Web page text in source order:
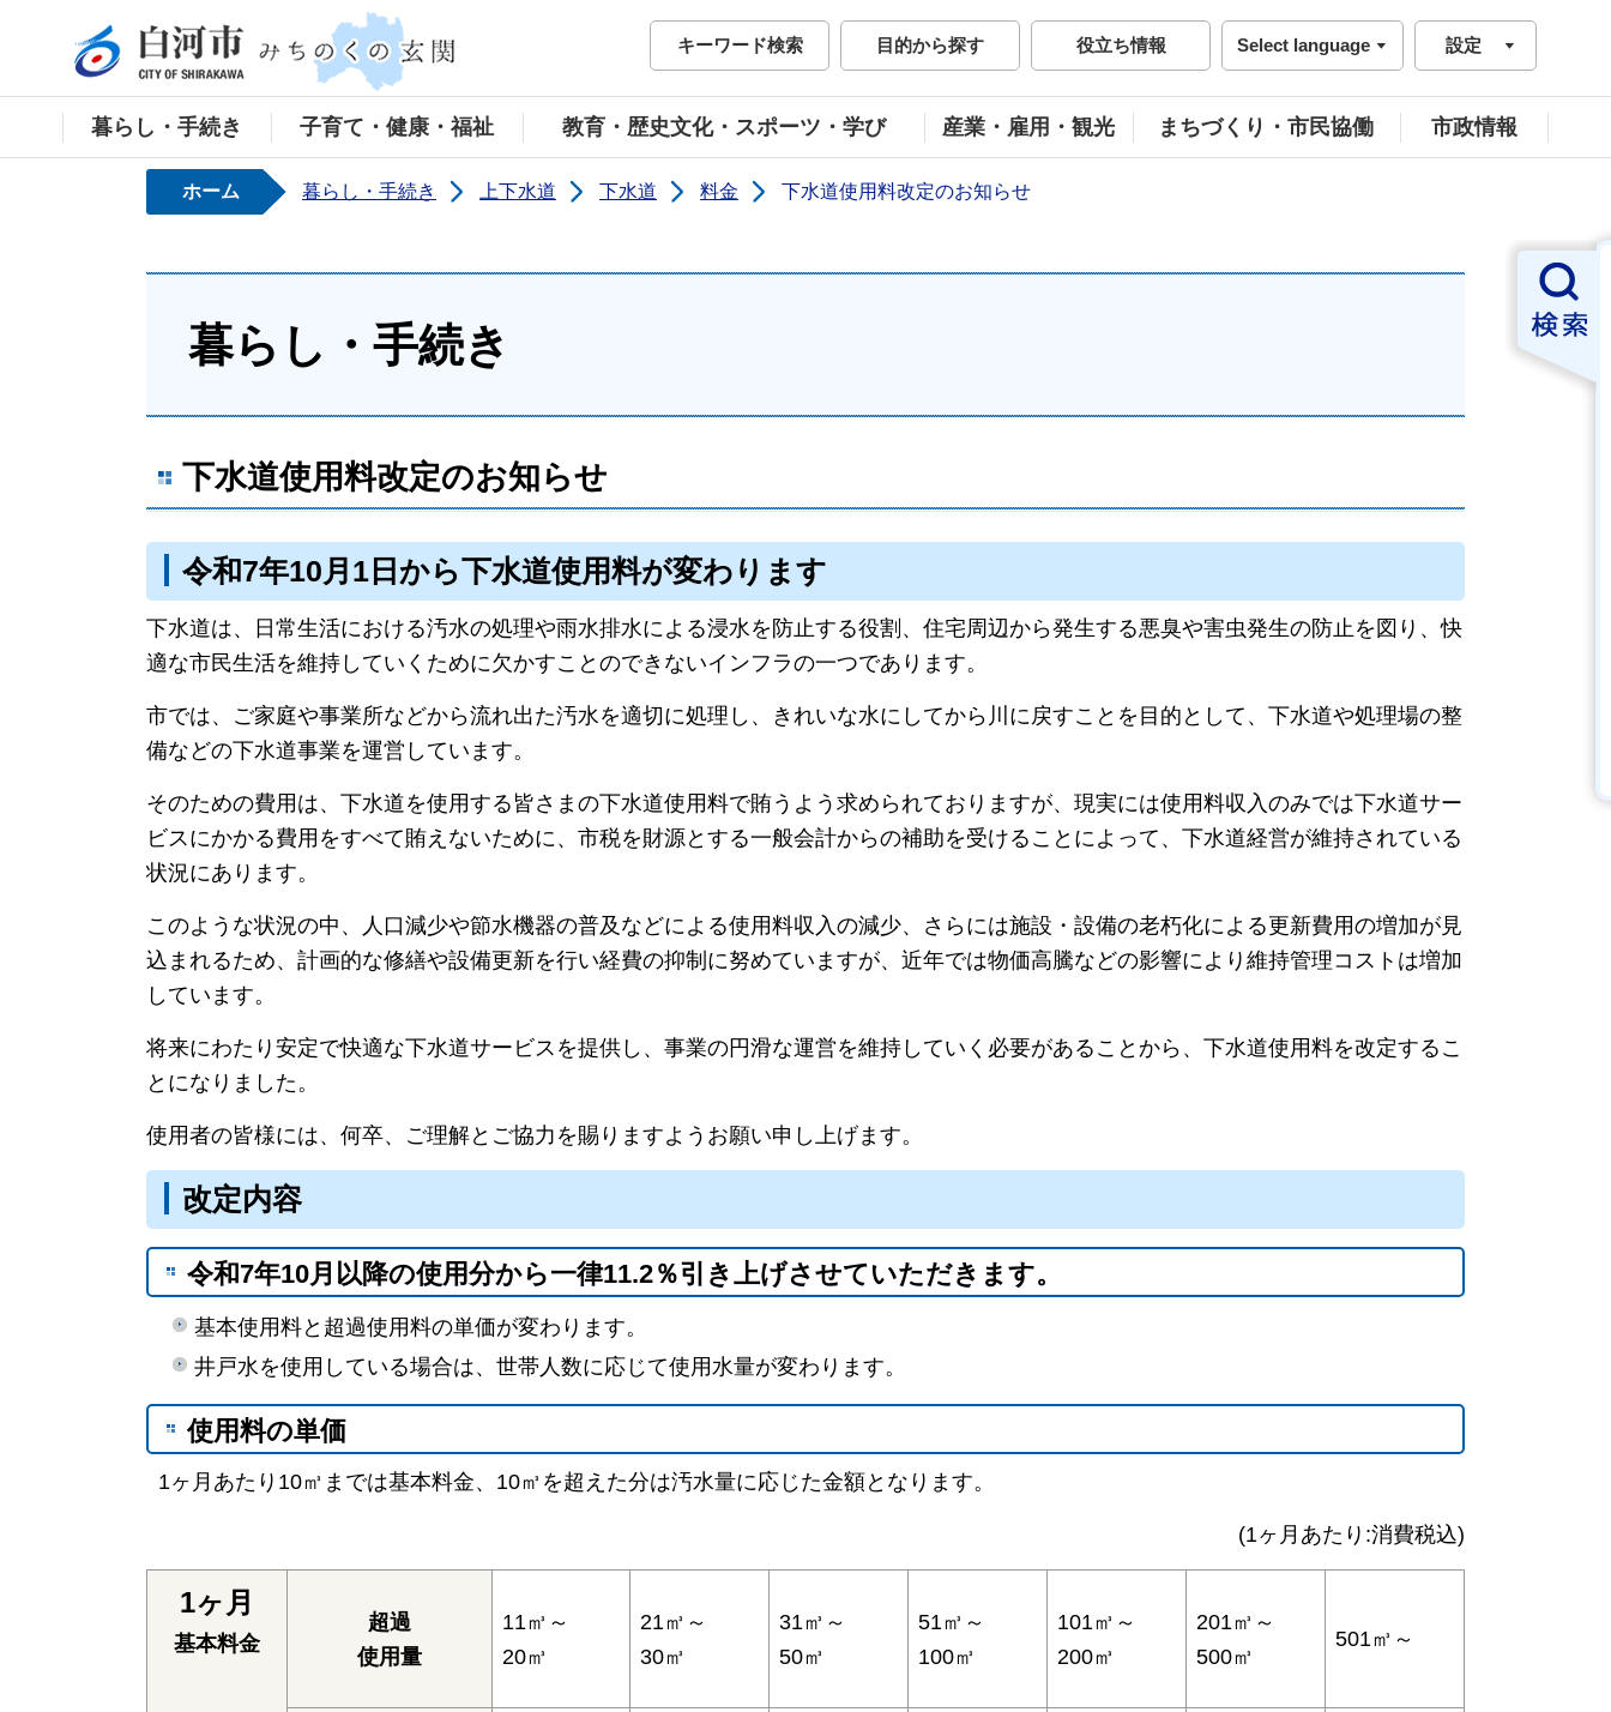
白河市公式ホームページ
キーワード検索
目的から探す 役立ち情報 Select language 設定
暮らし・手続き 子育て・健康・福祉 教育・歴史文化・スポーツ・学び 産業・雇用・観光 まちづくり・市民協働 市政情報
ホーム 暮らし・手続き 上下水道 下水道 料金 下水道使用料改定のお知らせ
暮らし・手続き
下水道使用料改定のお知らせ
令和7年10月1日から下水道使用料が変わります
下水道は、日常生活における汚水の処理や雨水排水による浸水を防止する役割、住宅周辺から発生する悪臭や害虫発生の防止を図り、快
適な市民生活を維持していくために欠かすことのできないインフラの一つであります。
市では、ご家庭や事業所などから流れ出た汚水を適切に処理し、きれいな水にしてから川に戻すことを目的として、下水道や処理場の整
備などの下水道事業を運営しています。
そのための費用は、下水道を使用する皆さまの下水道使用料で賄うよう求められておりますが、現実には使用料収入のみでは下水道サー
ビスにかかる費用をすべて賄えないために、市税を財源とする一般会計からの補助を受けることによって、下水道経営が維持されている
状況にあります。
このような状況の中、人口減少や節水機器の普及などによる使用料収入の減少、さらには施設・設備の老朽化による更新費用の増加が見
込まれるため、計画的な修繕や設備更新を行い経費の抑制に努めていますが、近年では物価高騰などの影響により維持管理コストは増加
しています。
将来にわたり安定で快適な下水道サービスを提供し、事業の円滑な運営を維持していく必要があることから、下水道使用料を改定するこ
とになりました。
使用者の皆様には、何卒、ご理解とご協力を賜りますようお願い申し上げます。
改定内容
令和7年10月以降の使用分から一律11.2％引き上げさせていただきます。
基本使用料と超過使用料の単価が変わります。
井戸水を使用している場合は、世帯人数に応じて使用水量が変わります。
使用料の単価
1ヶ月あたり10㎥までは基本料金、10㎥を超えた分は汚水量に応じた金額となります。
(1ヶ月あたり:消費税込)
1ヶ月
基本料金
超過
使用量
11㎥～
20㎥
21㎥～
30㎥
31㎥～
50㎥
51㎥～
100㎥
101㎥～
200㎥
201㎥～
500㎥
501㎥～